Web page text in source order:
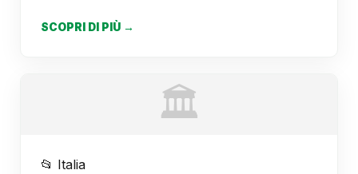
SCOPRI DI PIÙ →
🏛️
📂 Italia